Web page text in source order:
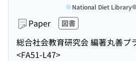
Paper 図書
総合社会教育研究会 編著丸善プ
<FA51-L47>
National Diet Library